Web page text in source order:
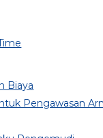
Biaya
Pengawasan